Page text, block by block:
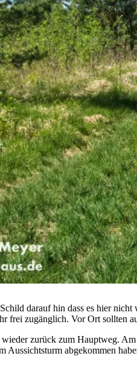
darauf hin dass es hier
frei zugänglich. Vor Ort sollten
zurück zum Hauptweg.
Aussichtsturm abgekommen